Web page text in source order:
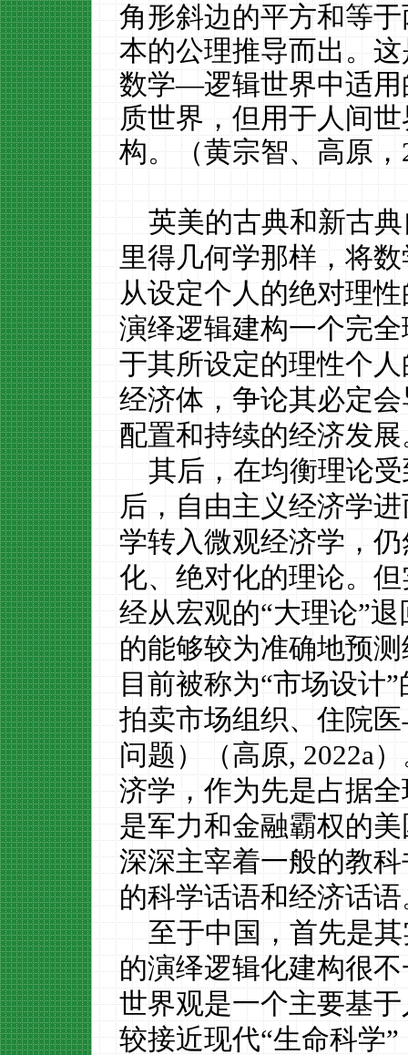
角形斜边的平方和等
本的公理推导而出。
数学—逻辑世界中适用
质世界，但用于人间
构。（黄宗智、高原，
英美的古典和新古
里得几何学那样，将
从设定个人的绝对理性
演绎逻辑建构一个完
于其所设定的理性个
经济体，争论其必定
配置和持续的经济发展
其后，在均衡理论
后，自由主义经济学
学转入微观经济学，
化、绝对化的理论。
经从宏观的“大理论”
的能够较为准确地预
目前被称为“市场设计
拍卖市场组织、住院
问题）（高原,2022a
济学，作为先是占据
是军力和金融霸权的
深深主宰着一般的教
的科学话语和经济话语
至于中国，首先是
的演绎逻辑化建构很
世界观是一个主要基
较接近现代“生命科学”